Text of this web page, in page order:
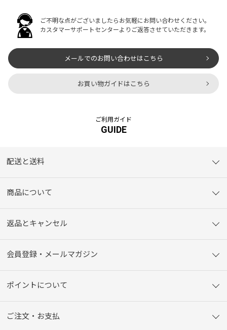
ご不明な点がございましたらお気軽にお問い合わせください。
カスタマーサポートセンターよりご返答させていただきます。
メールでのお問い合わせはこちら
お買い物ガイドはこちら
ご利用ガイド
GUIDE
配送と送料
商品について
返品とキャンセル
会員登録・メールマガジン
ポイントについて
ご注文・お支払